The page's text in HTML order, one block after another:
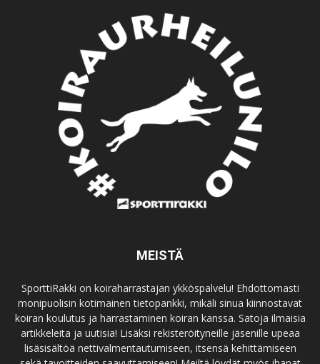
MEISTÄ
SporttiRakki on koiraharrastajan ykköspalvelu! Ehdottomasti
monipuolisin kotimainen tietopankki, mikäli sinua kiinnostavat
koiran koulutus ja harrastaminen koiran kanssa. Satoja ilmaisia
artikkeleita ja uutisia! Lisäksi rekisteröityneille jäsenille upeaa
lisäsisältöä nettivalmentautumiseen, itsensä kehittämiseen